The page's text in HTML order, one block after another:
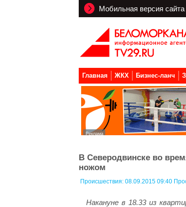
Мобильная версия сайта
Главная ЖКХ Бизнес-ланч
В Северодвинске во
ножом
Происшествия: 08.09.2015 09:40
Накануне в 18.33 из